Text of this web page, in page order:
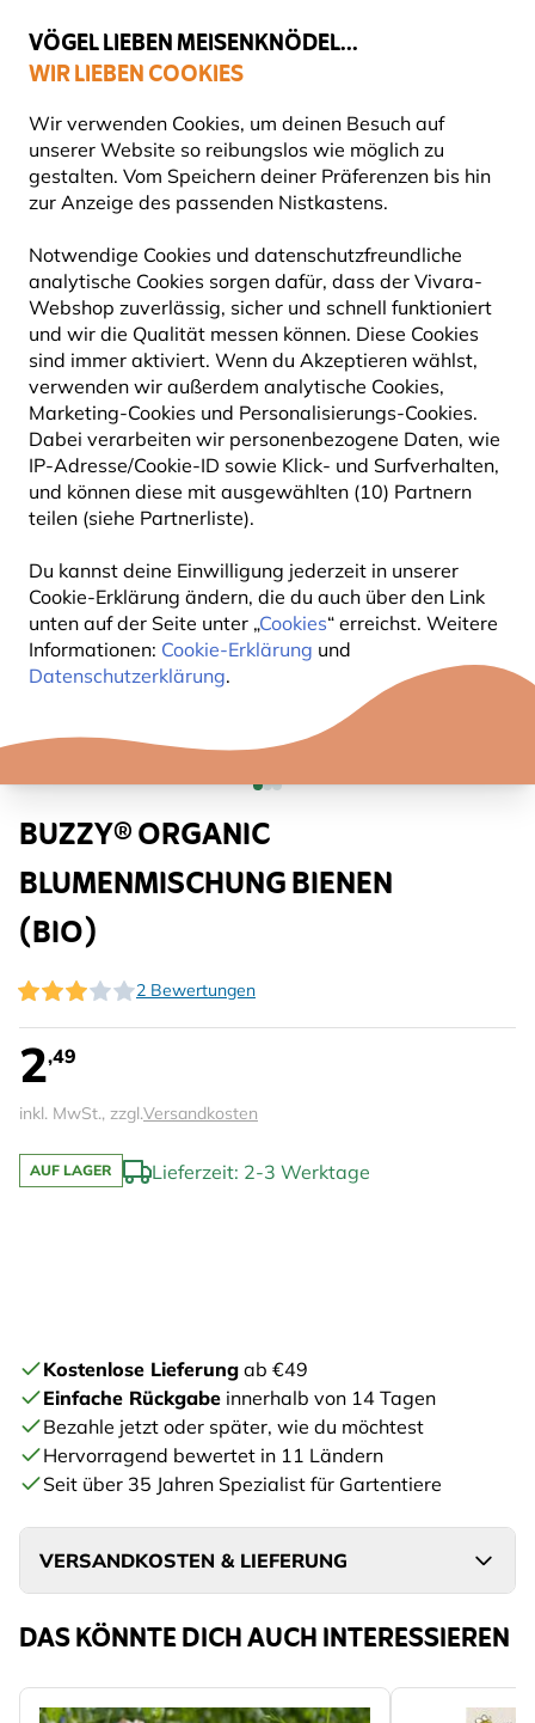
VÖGEL LIEBEN MEISENKNÖDEL...
WIR LIEBEN COOKIES
Wir verwenden Cookies, um deinen Besuch auf
unserer Website so reibungslos wie möglich zu
gestalten. Vom Speichern deiner Präferenzen bis hin
zur Anzeige des passenden Nistkastens.
Notwendige Cookies und datenschutzfreundliche
analytische Cookies sorgen dafür, dass der Vivara-
Webshop zuverlässig, sicher und schnell funktioniert
und wir die Qualität messen können. Diese Cookies
sind immer aktiviert. Wenn du Akzeptieren wählst,
verwenden wir außerdem analytische Cookies,
Marketing-Cookies und Personalisierungs-Cookies.
Dabei verarbeiten wir personenbezogene Daten, wie
IP-Adresse/Cookie-ID sowie Klick- und Surfverhalten,
und können diese mit ausgewählten (10) Partnern
teilen (siehe Partnerliste).
Du kannst deine Einwilligung jederzeit in unserer
Cookie-Erklärung ändern, die du auch über den Link
unten auf der Seite unter „Cookies“ erreichst. Weitere
Informationen: Cookie-Erklärung und
Datenschutzerklärung.
Gratis Versand ab 49 €
Pflanzen Bio-Saatgut (Buzzy Organic)
BUZZY® ORGANIC
BLUMENMISCHUNG BIENEN
(BIO)
2 Bewertungen
2,49
inkl. MwSt., zzgl.Versandkosten
AUF LAGER Lieferzeit: 2-3 Werktage
Kostenlose Lieferung ab €49
Einfache Rückgabe innerhalb von 14 Tagen
Bezahle jetzt oder später, wie du möchtest
Hervorragend bewertet in 11 Ländern
Seit über 35 Jahren Spezialist für Gartentiere
VERSANDKOSTEN & LIEFERUNG
DAS KÖNNTE DICH AUCH INTERESSIEREN